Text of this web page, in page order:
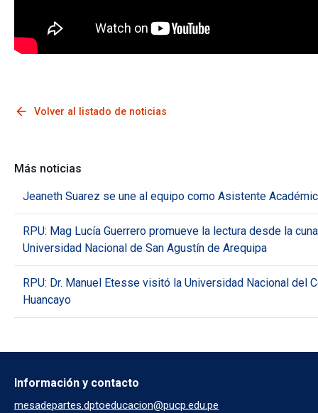
arrow_back Volver al listado de noticias
Más noticias
Jeaneth Suarez se une al equipo como Asistente
RPU: Mag Lucía Guerrero promueve la lectura desde la
Universidad Nacional de San Agustín de Arequipa
RPU: Dr. Manuel Etesse visitó la Universidad Nacional del
Huancayo
Información y contacto
mesadepartes.dptoeducacion@pucp.edu.pe